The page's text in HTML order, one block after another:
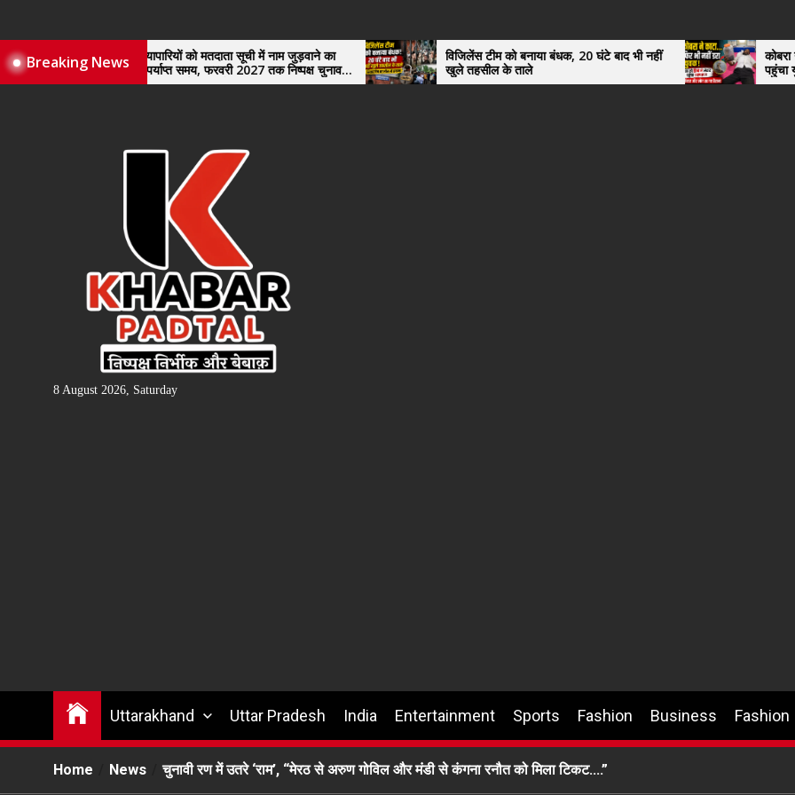
the
content
Breaking News
नए व्यापारियों को मतदाता सूची में नाम जुड़वाने का
मिले पर्याप्त समय, फरवरी 2027 तक निष्पक्ष चुनाव
कराने की उठाई मांग, सौंपा ज्ञापन।
विजिलेंस टीम को बनाया बंधक, 20 घंटे बाद भी नहीं
खुले तहसील के ताले
कोबरा ने काटा तो उसी
पहुंचा युवक, अस्पताल में
हैरान
8 August 2026, Saturday
Uttarakhand Uttar Pradesh India Entertainment Sports Fashion Business Fashion
Home News चुनावी रण में उतरे ‘राम’, “मेरठ से अरुण गोविल और मंडी से कंगना रनौत को मिला टिकट….”